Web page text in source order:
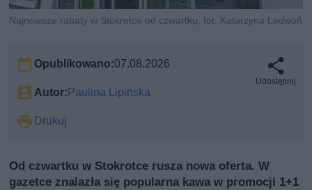
Najnowsze rabaty w Stokrotce od czwartku, fot. Katarzyna Ledwoń
Opublikowano:07.08.2026
Autor: Paulina Lipińska
Drukuj
Udostępnij
Od czwartku w Stokrotce rusza nowa oferta. W
gazetce znalazła się popularna kawa w promocji 1+1